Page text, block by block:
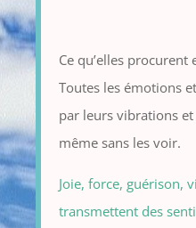
Ce qu’elles
Toutes les émotions
par leurs vibrations
même sans les voir.
Joie, force, guérison,
transmettent des